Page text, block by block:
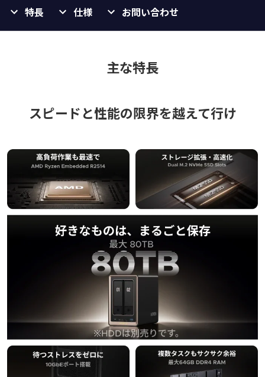
特長 仕様 お問い合わせ
主な特長
スピードと性能の限界を越えて行け